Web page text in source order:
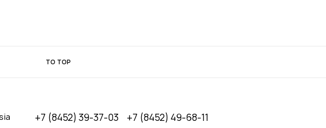
TO TOP
+7 (8452) 39-37-03 +7 (8452) 49-68-11